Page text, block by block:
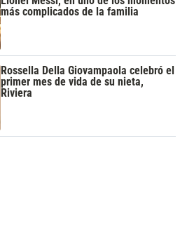
más complicados de la familia
Rossella Della Giovampaola celebró el
primer mes de vida de su nieta,
Riviera